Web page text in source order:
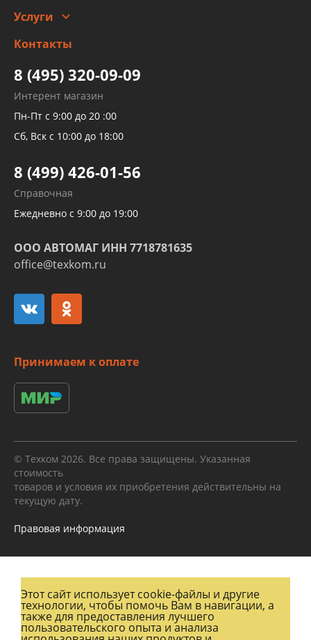
Заправка кондиционера авто
Детейлинг
Услуги
высокого давления
Тормозных трубок
Рукавов гидроусилителей
Рукавов компрессоров и турбин
Трубок кондиционеров
Развертка пайка медных стальных
алюминиевых трубок и штуцеров
Контакты
8 (495) 320-09-09
Интерент магазин
Пн-Пт с 9:00 до 20 :00
Сб, Вск с 10:00 до 18:00
8 (499) 426-01-56
Справочная
Ежедневно с 9:00 до 19:00
ООО АВТОМАГ ИНН 7718781635
office@texkom.ru
Принимаем к оплате
© Техком 2026. Все права защищены. Указанная
стоимость
товаров и условия их приобретения действительны на
текущую дату.
Правовая информация
Этот сайт использует cookie-файлы и другие
технологии, чтобы помочь Вам в навигации, а
также для предоставления лучшего
пользовательского опыта и анализа